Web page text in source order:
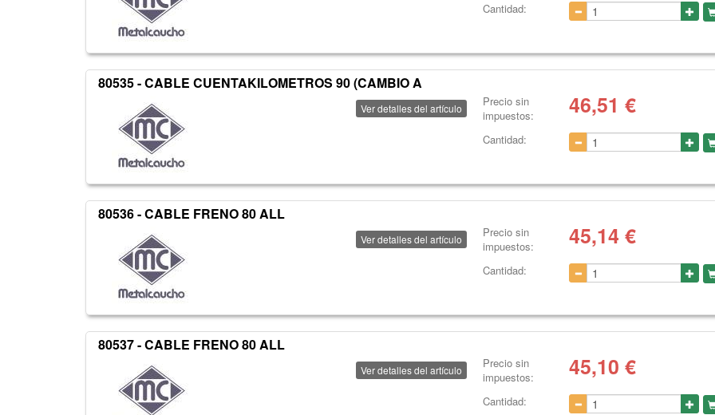
Cantidad:
80535 - CABLE CUENTAKILOMETROS 90 (CAMBIO A
Ver detalles del artículo
Precio sin
impuestos:
46,51 €
Cantidad:
80536 - CABLE FRENO 80 ALL
Ver detalles del artículo
Precio sin
impuestos:
45,14 €
Cantidad:
80537 - CABLE FRENO 80 ALL
Ver detalles del artículo
Precio sin
impuestos:
45,10 €
Cantidad: